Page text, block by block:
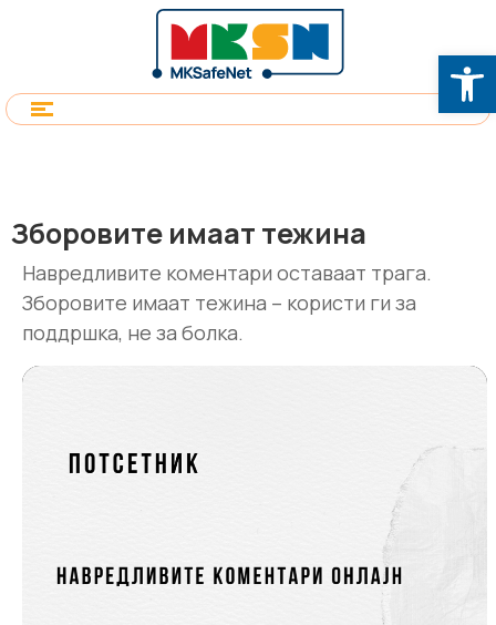
Зборовите имаат тежина
Навредливите коментари оставаат трага.
Зборовите имаат тежина – користи ги за
поддршка, не за болка.